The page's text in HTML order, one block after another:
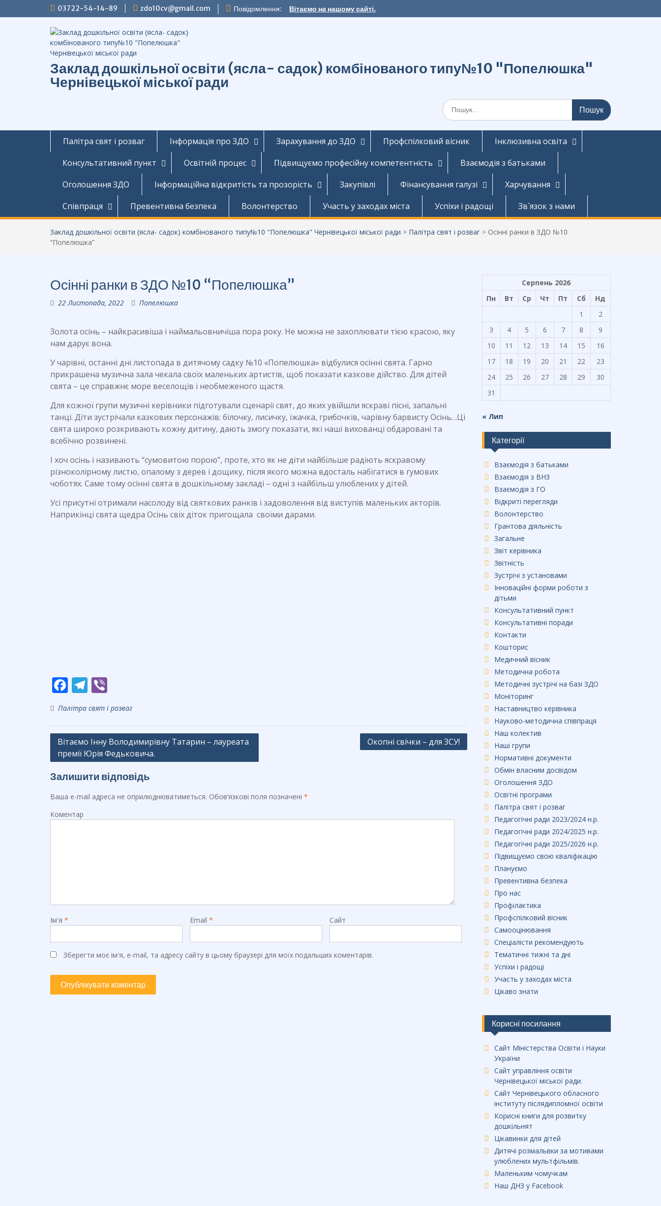
до
03722-54-14-89 zdo10cv@gmail.com Повідомлення: Вітаємо на нашому сайті.
Заклад дошкільної освіти (ясла- садок) комбінованого типу№10 "Попелюшка"
Чернівецької міської ради
Шукати:
Палітра свят і розваг Інформація про ЗДО Зарахування до ЗДО Профспілковий вісник
Інклюзивна освіта
Консультативний пункт
Освітній процес Підвищуємо професійну компетентність
Взаємодія з батьками
Оголошення ЗДО
Інформаційна відкритість та прозорість Закупівлі Фінансування галузі
Харчування
Співпраця
Превентивна безпека Волонтерство Участь у заходах міста Успіхи і радощі Зв`язок з нами
Заклад дошкільної освіти (ясла- садок) комбінованого типу№10 "Попелюшка" Чернівецької міської ради > Палітра свят і розваг > Осінні ранки в ЗДО №10
“Попелюшка”
Осінні ранки в ЗДО №10 “Попелюшка”
22 Листопада, 2022 Попелюшка
Золота осінь – найкрасивіша і наймальовничіша пора року. Не можна не захоплювати тією красою, яку
нам дарує вона.
У чарівні, останні дні листопада в дитячому садку №10 «Попелюшка» відбулися осінні свята. Гарно
прикрашена музична зала чекала своїх маленьких артистів, щоб показати казкове дійство. Для дітей
свята – це справжнє море веселощів і необмеженого щастя.
Для кожної групи музичні керівники підготували сценарії свят, до яких увійшли яскраві пісні, запальні
танці. Діти зустрічали казкових персонажів: білочку, лисичку, їжачка, грибочків, чарівну барвисту Осінь…Ці
свята широко розкривають кожну дитину, дають змогу показати, які наші вихованці обдаровані та
всебічно розвинені.
І хоч осінь і називають “сумовитою порою”, проте, хто як не діти найбільше радіють яскравому
різноколірному листю, опалому з дерев і дощику, після якого можна вдосталь набігатися в гумових
чоботях. Саме тому осінні свята в дошкільному закладі – одні з найбільш улюблених у дітей.
Усі присутні отримали насолоду від святкових ранків і задоволення від виступів маленьких акторів.
Наприкінці свята щедра Осінь свіх діток пригощала своїми дарами.
F
ac
e
b
o
o
k
T
e
gr
a
m
b
er
Палітра свят і розваг
Навігація
записів
Вітаємо Інну Володимирівну Татарин – лауреата
премії Юрія Федьковича.
Окопні свічки – для ЗСУ!
Залишити відповідь
Ваша e-mail адреса не оприлюднюватиметься. Обов’язкові поля позначені *
Коментар
Ім'я * Email * Сайт
Зберегти моє ім'я, e-mail, та адресу сайту в цьому браузері для моїх подальших коментарів.
Серпень 2026
Пн
Вт Ср Чт Пт Сб
Нд
1
2
3
4 5 6 7 8
9
10
11 12 13 14 15
16
17
18 19 20 21 22
23
24
25 26 27 28 29
30
31
« Лип
Категорії
Взаємодія з батьками
Взаємодія з ВНЗ
Взаємодія з ГО
Відкриті перегляди
Волонтерство
Грантова діяльність
Загальне
Звіт керівника
Звітність
Зустрічі з установами
Інноваційні форми роботи з
дітьми
Консультативний пункт
Консультативні поради
Контакти
Кошторис
Медичний вісник
Методична робота
Методичні зустрічі на базі ЗДО
Моніторинг
Наставництво керівника
Науково-методична співпраця
Наш колектив
Наші групи
Нормативні документи
Обмін власним досвідом
Оголошення ЗДО
Освітні програми
Палітра свят і розваг
Педагогічні ради 2023/2024 н.р.
Педагогічні ради 2024/2025 н.р.
Педагогічні ради 2025/2026 н.р.
Підвищуємо свою кваліфікацію
Плануємо
Превентивна безпека
Про нас
Профілактика
Профспілковий вісник
Самооцінювання
Спеціалісти рекомендують
Тематичні тижні та дні
Успіхи і радощі
Участь у заходах міста
Цікаво знати
Корисні посилання
Сайт Міністерства Освіти і Науки
України
Сайт управління освіти
Чернівецької міської ради.
Сайт Чернівецького обласного
інституту післядипломної освіти
Корисні книги для розвитку
дошкільнят
Цікавинки для дітей
Дитячі розмальвки за мотивами
улюблених мультфільмів.
Маленьким чомучкам
Наш ДНЗ у Facebook